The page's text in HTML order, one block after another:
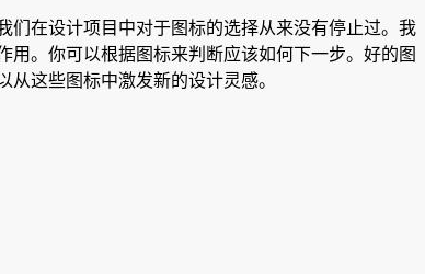
们在设计项目中对于图标的选择从来没有停止过。我
用。你可以根据图标来判断应该如何下一步。好的图
这些图标中激发新的设计灵感。